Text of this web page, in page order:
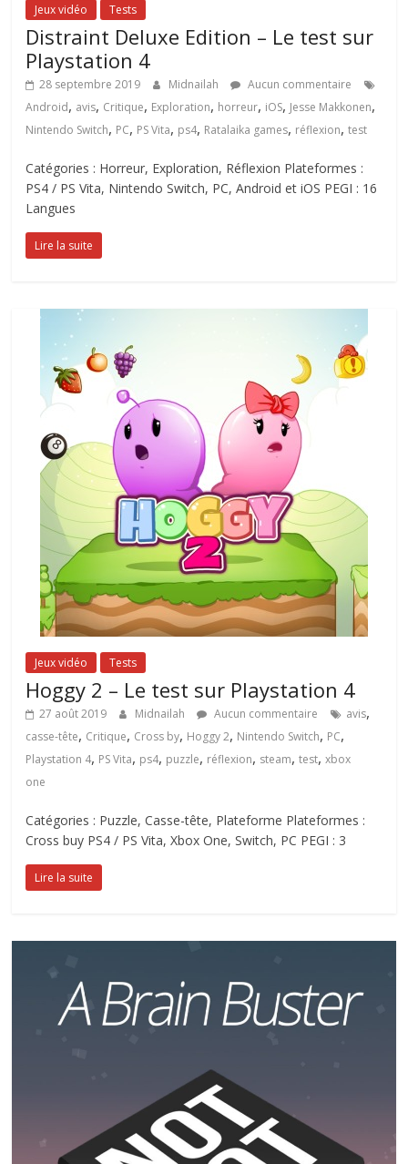
Jeux vidéo Tests
Distraint Deluxe Edition – Le test sur
Playstation 4
28 septembre 2019 Midnailah
Aucun commentaire
Android, avis, Critique, Exploration, horreur, iOS, Jesse Makkonen,
Nintendo Switch, PC, PS Vita, ps4, Ratalaika games, réflexion,test
Catégories : Horreur, Exploration, Réflexion Plateformes :
PS4 / PS Vita, Nintendo Switch, PC, Android et iOS PEGI : 16
Langues
Lire la suite
Jeux vidéo Tests
Hoggy 2 – Le test sur Playstation 4
27 août 2019 Midnailah Aucun commentaire avis,
casse-tête, Critique, Cross by, Hoggy 2, Nintendo Switch, PC,
Playstation 4, PS Vita, ps4, puzzle, réflexion, steam,test,xbox
one
Catégories : Puzzle, Casse-tête, Plateforme Plateformes :
Cross buy PS4 / PS Vita, Xbox One, Switch, PC PEGI : 3
Lire la suite